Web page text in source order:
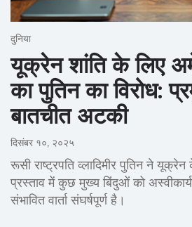
दुनिया
यूक्रेन शांति के लिए
का पुतिन का विरोध:
बातचीत अटकी
दिसंबर १०, २०२५
रूसी राष्ट्रपति व्लादिमीर पुतिन ने
प्रस्ताव में कुछ मुख्य बिंदुओं को
संभावित वार्ता संघर्षपूर्ण है।